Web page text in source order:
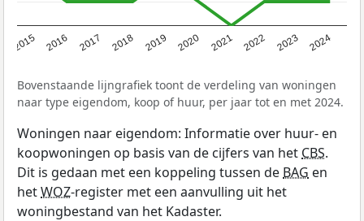
2015 2016 2017 2018 2019 2020 2021 2022 2023 2024
Bovenstaande lijngrafiek toont de verdeling van woningen
naar type eigendom, koop of huur, per jaar tot en met 2024.
Woningen naar eigendom: Informatie over huur- en
koopwoningen op basis van de cijfers van het CBS.
Dit is gedaan met een koppeling tussen de BAG en
hetWOZ-register met een aanvulling uit het
woningbestand van het Kadaster.